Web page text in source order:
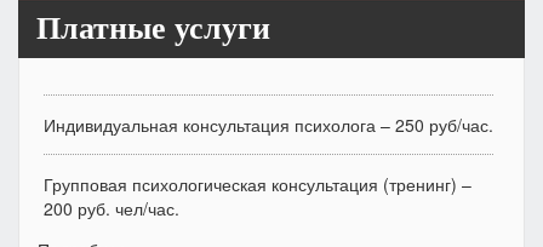
Платные услуги
Индивидуальная консультация психолога – 250 руб/час.
Групповая психологическая консультация (тренинг) –
200 руб. чел/час.